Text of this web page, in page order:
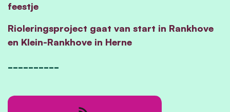
feestje
Rioleringsproject gaat van start in Rankhove
en Klein-Rankhove in Herne